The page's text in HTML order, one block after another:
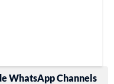
WhatsApp Channels